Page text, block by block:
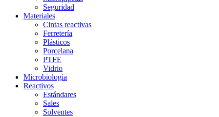
Seguridad
Materiales
Cintas reactivas
Ferretería
Plásticos
Porcelana
PTFE
Vidrio
Microbiología
Reactivos
Estándares
Sales
Solventes